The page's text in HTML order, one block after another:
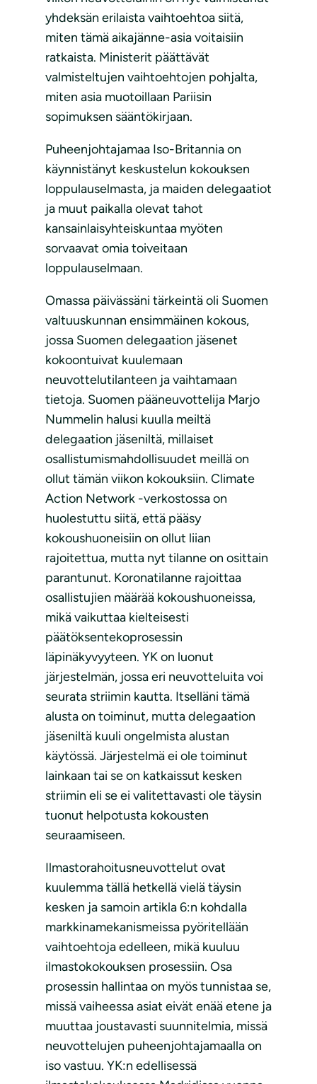
yhdeksän erilaista vaihtoehtoa siitä,
miten tämä aikajänne-asia voitaisiin
ratkaista. Ministerit päättävät
valmisteltujen vaihtoehtojen pohjalta,
miten asia muotoillaan Pariisin
sopimuksen sääntökirjaan.
Puheenjohtajamaa Iso-Britannia on
käynnistänyt keskustelun kokouksen
loppulauselmasta, ja maiden delegaatiot
ja muut paikalla olevat tahot
kansainlaisyhteiskuntaa myöten
sorvaavat omia toiveitaan
loppulauselmaan.
Omassa päivässäni tärkeintä oli Suomen
valtuuskunnan ensimmäinen kokous,
jossa Suomen delegaation jäsenet
kokoontuivat kuulemaan
neuvottelutilanteen ja vaihtamaan
tietoja. Suomen pääneuvottelija Marjo
Nummelin halusi kuulla meiltä
delegaation jäseniltä, millaiset
osallistumismahdollisuudet meillä on
ollut tämän viikon kokouksiin. Climate
Action Network -verkostossa on
huolestuttu siitä, että pääsy
kokoushuoneisiin on ollut liian
rajoitettua, mutta nyt tilanne on osittain
parantunut. Koronatilanne rajoittaa
osallistujien määrää kokoushuoneissa,
mikä vaikuttaa kielteisesti
päätöksentekoprosessin
läpinäkyvyyteen. YK on luonut
järjestelmän, jossa eri neuvotteluita voi
seurata striimin kautta. Itselläni tämä
alusta on toiminut, mutta delegaation
jäseniltä kuuli ongelmista alustan
käytössä. Järjestelmä ei ole toiminut
lainkaan tai se on katkaissut kesken
striimin eli se ei valitettavasti ole täysin
tuonut helpotusta kokousten
seuraamiseen.
Ilmastorahoitusneuvottelut ovat
kuulemma tällä hetkellä vielä täysin
kesken ja samoin artikla 6:n kohdalla
markkinamekanismeissa pyöritellään
vaihtoehtoja edelleen, mikä kuuluu
ilmastokokouksen prosessiin. Osa
prosessin hallintaa on myös tunnistaa se,
missä vaiheessa asiat eivät enää etene ja
muuttaa joustavasti suunnitelmia, missä
neuvottelujen puheenjohtajamaalla on
iso vastuu. YK:n edellisessä